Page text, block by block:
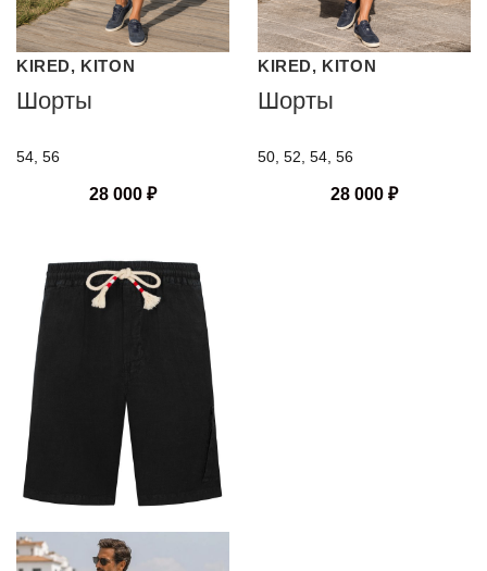
KIRED, KITON
Шорты
54, 56
28 000 ₽
KIRED, KITON
Шорты
50, 52, 54, 56
28 000 ₽